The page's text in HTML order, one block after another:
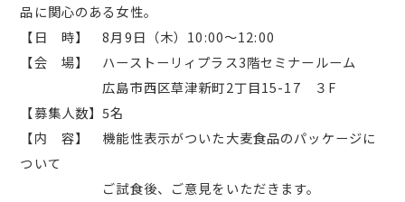
品に関心のある女性。
【日 時】 8月9日（木）10:00～12:00
【会 場】 ハーストーリィプラス3階セミナールーム
広島市西区草津新町2丁目15-17 ３F
【募集人数】5名
【内 容】 機能性表示がついた大麦食品のパッケージに
ついて
ご試食後、ご意見をいただきます。